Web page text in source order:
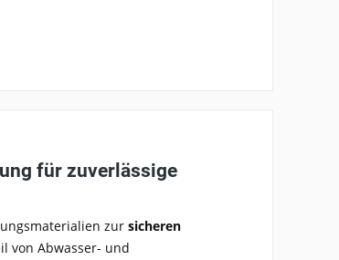
für zuverlässige
zur sicheren
von Abwasser- und